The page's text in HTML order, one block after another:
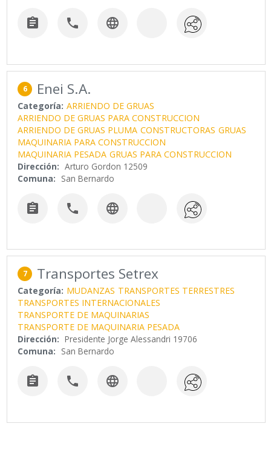
  
6 Enei S.A.
Categoría: ARRIENDO DE GRUAS
ARRIENDO DE GRUAS PARA CONSTRUCCION
ARRIENDO DE GRUAS PLUMA CONSTRUCTORAS GRUAS
MAQUINARIA PARA CONSTRUCCION
MAQUINARIA PESADA GRUAS PARA CONSTRUCCION
Dirección: Arturo Gordon 12509
Comuna: San Bernardo
  
7 Transportes Setrex
Categoría: MUDANZAS TRANSPORTES TERRESTRES
TRANSPORTES INTERNACIONALES
TRANSPORTE DE MAQUINARIAS
TRANSPORTE DE MAQUINARIA PESADA
Dirección: Presidente Jorge Alessandri 19706
Comuna: San Bernardo
  